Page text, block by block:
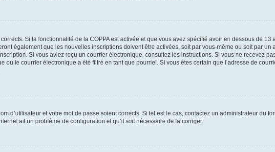
Si la fonctionnalité de la COPPA est activée et que vous avez spécifié avoir en dessous de 13
également que les nouvelles inscriptions doivent être activées, soit par vous-même ou soit par un
Si vous aviez reçu un courrier électronique, consultez les instructions. Si vous ne recevez
le courrier électronique a été filtré en tant que pourriel. Si vous êtes certain que l’adresse de
d’utilisateur et votre mot de passe soient corrects. Si tel est le cas, contactez un administrateur du
ait un problème de configuration et qu’il soit nécessaire de la corriger.